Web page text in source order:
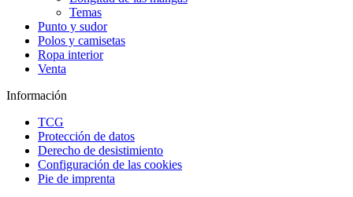
Temas
Punto y sudor
Polos y camisetas
Ropa interior
Venta
Información
TCG
Protección de datos
Derecho de desistimiento
Configuración de las cookies
Pie de imprenta